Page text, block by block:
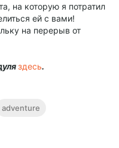
на которую я потратил
ей с вами!
на перерыв от
здесь.
adventure